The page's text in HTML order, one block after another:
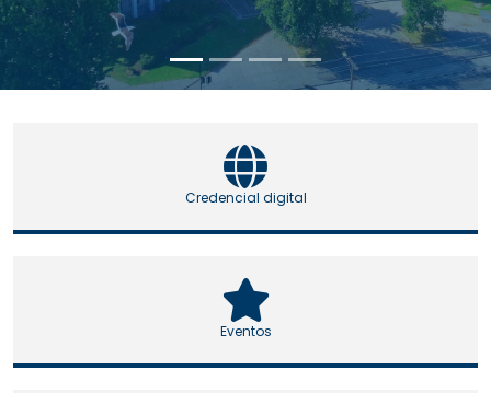
Credencial digital
Eventos